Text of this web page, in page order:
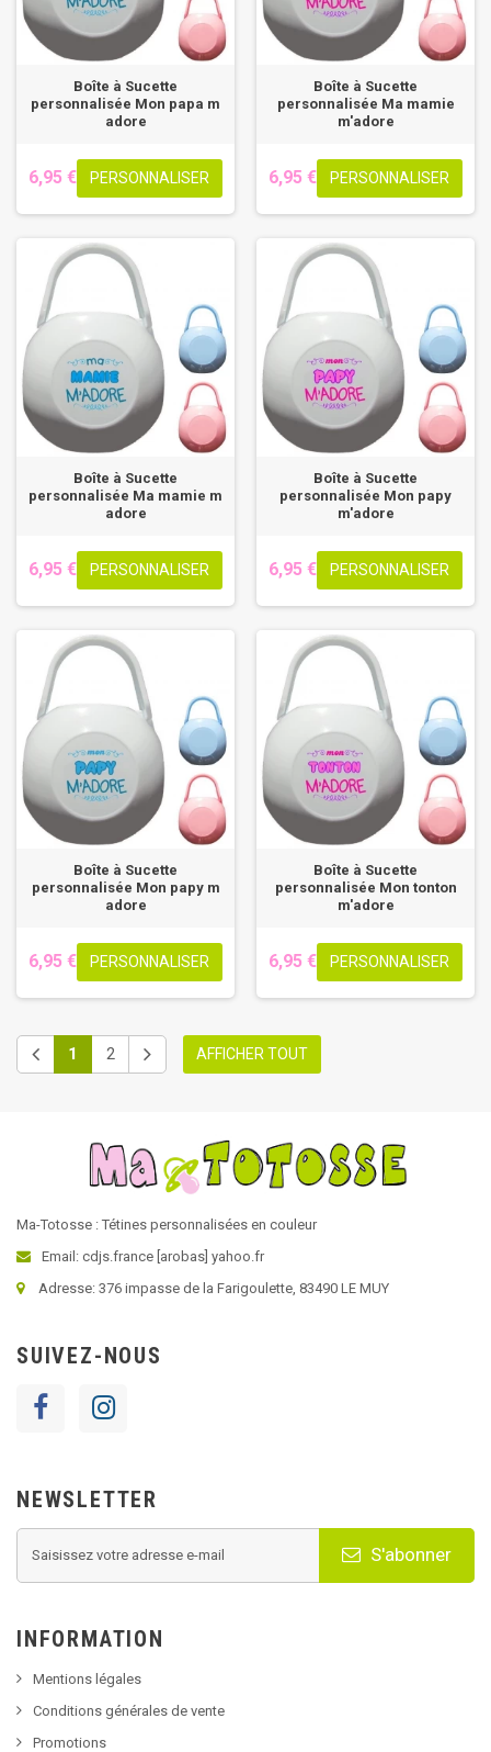
Boîte à Sucette
personnalisée Mon papa m
adore
6,95 € PERSONNALISER
Boîte à Sucette
personnalisée Ma mamie
m'adore
6,95 € PERSONNALISER
Boîte à Sucette
personnalisée Ma mamie m
adore
6,95 € PERSONNALISER
Boîte à Sucette
personnalisée Mon papy
m'adore
6,95 € PERSONNALISER
Boîte à Sucette
personnalisée Mon papy m
adore
6,95 € PERSONNALISER
Boîte à Sucette
personnalisée Mon tonton
m'adore
6,95 € PERSONNALISER
1 2 AFFICHER TOUT
Ma-Totosse : Tétines personnalisées en couleur
Email: cdjs.france [arobas] yahoo.fr
Adresse: 376 impasse de la Farigoulette, 83490 LE MUY
SUIVEZ-NOUS
NEWSLETTER
S'abonner
INFORMATION
Mentions légales
Conditions générales de vente
Promotions